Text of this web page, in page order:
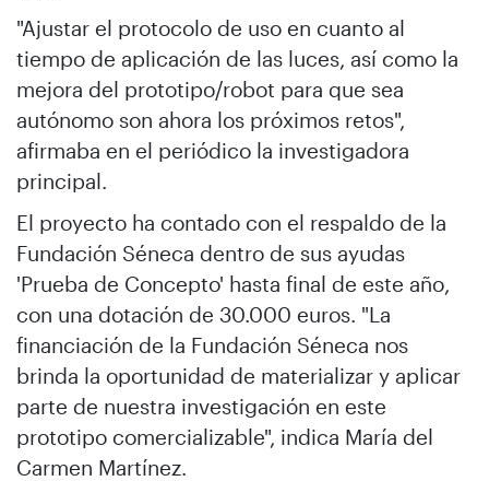
"Ajustar el protocolo de uso en cuanto al
tiempo de aplicación de las luces, así como la
mejora del prototipo/robot para que sea
autónomo son ahora los próximos retos",
afirmaba en el periódico la investigadora
principal.
El proyecto ha contado con el respaldo de la
Fundación Séneca dentro de sus ayudas
'Prueba de Concepto' hasta final de este año,
con una dotación de 30.000 euros. "La
financiación de la Fundación Séneca nos
brinda la oportunidad de materializar y aplicar
parte de nuestra investigación en este
prototipo comercializable", indica María del
Carmen Martínez.